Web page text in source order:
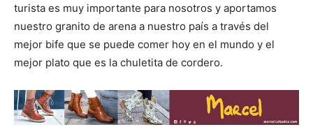
turista es muy importante para nosotros y aportamos
nuestro granito de arena a nuestro país a través del
mejor bife que se puede comer hoy en el mundo y el
mejor plato que es la chuletita de cordero.